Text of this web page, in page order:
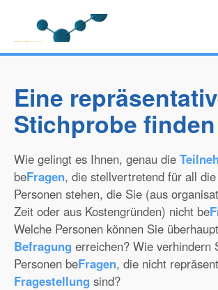
Eine
Stichprobe finden
Wie gelingt es Ihnen, genau die
beFragen, die stellvertretend für all
Personen stehen, die Sie (aus
Zeit oder aus Kostengründen) nicht be
Welche Personen können Sie
Befragung erreichen? Wie verhindern
Personen beFragen, die nicht
Fragestellung sind?